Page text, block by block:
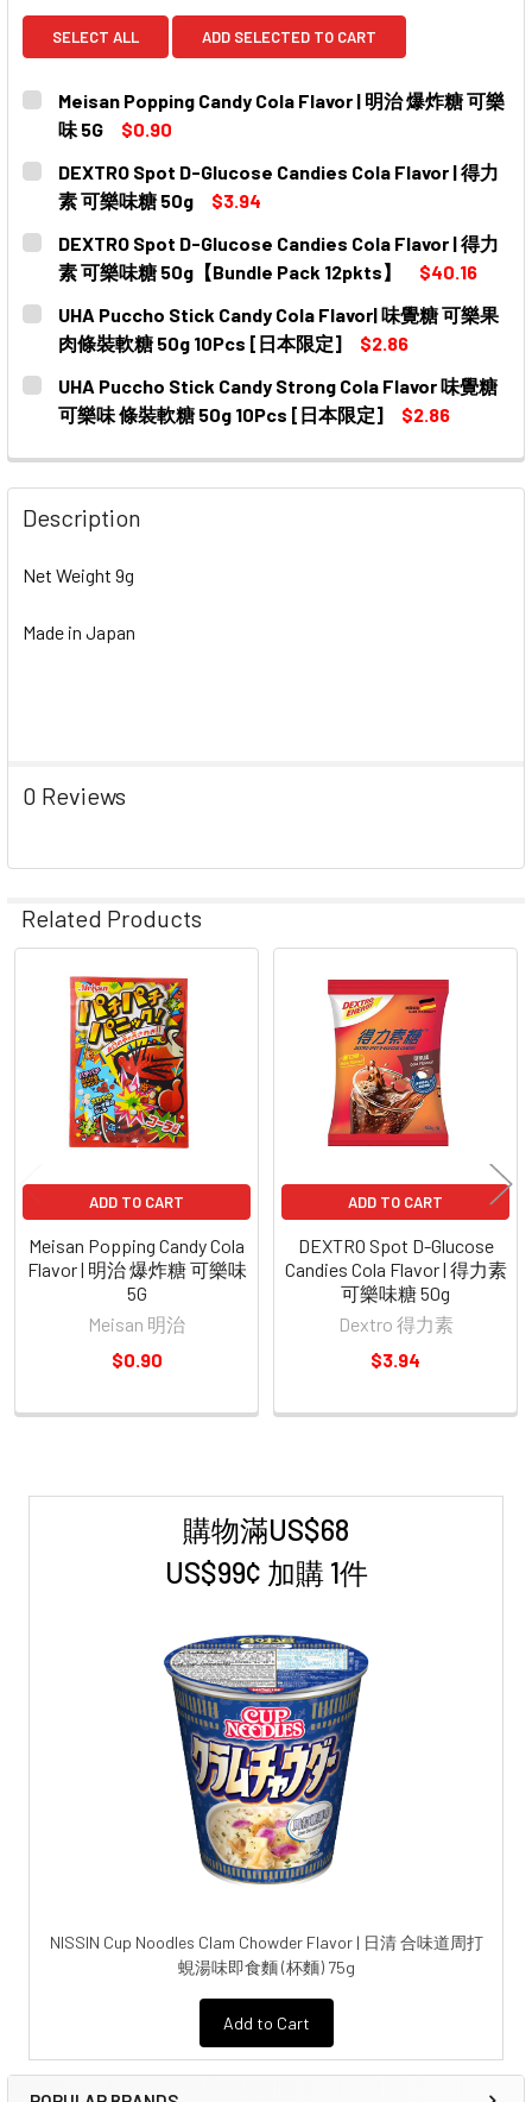
購物滿US$68
US$99¢ 加購 1件
NISSIN Cup Noodles Clam Chowder Flavor | 日清 合味道周打
蜆湯味即食麵 (杯麵) 75g
Add to Cart
SELECT ALL ADD SELECTED TO CART
Meisan Popping Candy Cola Flavor | 明治 爆炸糖 可樂
味 5G
$0.90
CURRENT
STOCK:
QUANTITY:
DECREASE QUANTITY OF MEISAN POPPING CANDY COLA
INCREASE QUANTITY OF MEISAN POPPING
DEXTRO Spot D-Glucose Candies Cola Flavor | 得力
素 可樂味糖 50g
$3.94
CURRENT
STOCK:
QUANTITY:
DECREASE QUANTITY OF DEXTRO SPOT D-GLUCOSE
INCREASE QUANTITY OF DEXTRO SPOT D-
DEXTRO Spot D-Glucose Candies Cola Flavor | 得力
素 可樂味糖 50g【Bundle Pack 12pkts】
$40.16
CURRENT
STOCK:
QUANTITY:
DECREASE QUANTITY OF DEXTRO SPOT D-GLUCOSE
INCREASE QUANTITY OF DEXTRO SPOT D-
UHA Puccho Stick Candy Cola Flavor| 味覺糖 可樂果
肉條裝軟糖 50g 10Pcs [日本限定]
$2.86
CURRENT
STOCK:
QUANTITY:
DECREASE QUANTITY OF UHA PUCCHO STICK CANDY
INCREASE QUANTITY OF UHA PUCCHO STICK
UHA Puccho Stick Candy Strong Cola Flavor 味覺糖
可樂味 條裝軟糖 50g 10Pcs [日本限定]
$2.86
DECREASE QUANTITY OF UHA PUCCHO STICK CANDY
INCREASE QUANTITY OF UHA PUCCHO STICK
Description
Net Weight 9g
Made in Japan
0 Reviews
Related Products
Related
Products
ADD TO CART
Meisan Popping Candy Cola
Flavor | 明治 爆炸糖 可樂味
5G
Meisan 明治
$0.90
ADD TO CART
DEXTRO Spot D-Glucose
Candies Cola Flavor | 得力素
可樂味糖 50g
Dextro 得力素
$3.94